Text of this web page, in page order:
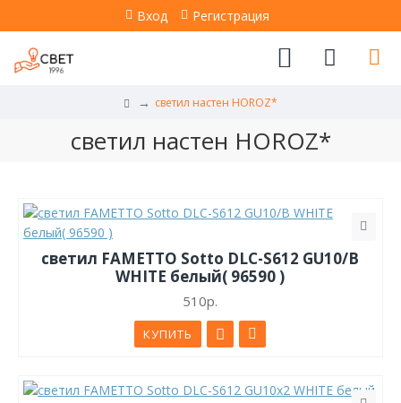
Вход Регистрация
светил настен HOROZ*
светил настен HOROZ*
светил FAMETTO Sotto DLC-S612 GU10/B
WHITE белый( 96590 )
510р.
КУПИТЬ